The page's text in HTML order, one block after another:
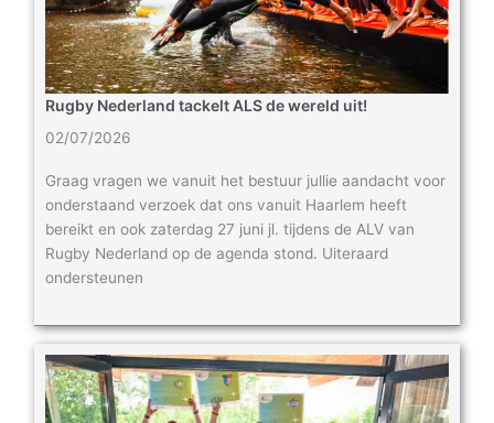
Rugby Nederland tackelt ALS de wereld uit!
02/07/2026
Graag vragen we vanuit het bestuur jullie aandacht voor
onderstaand verzoek dat ons vanuit Haarlem heeft
bereikt en ook zaterdag 27 juni jl. tijdens de ALV van
Rugby Nederland op de agenda stond. Uiteraard
ondersteunen